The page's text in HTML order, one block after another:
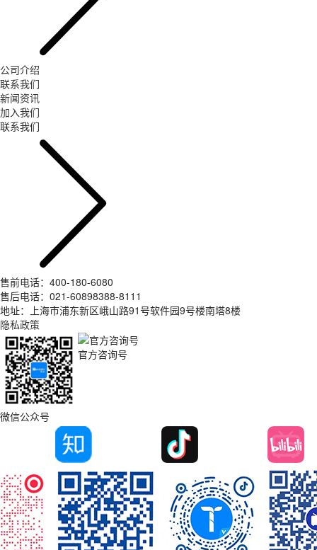
公司介绍
联系我们
新闻资讯
加入我们
联系我们
售前电话：400-180-6080
售后电话：021-60898388-8111
地址：上海市浦东新区峨山路91号软件园9号楼南塔8楼
隐私政策
微信公众号
官方咨询号